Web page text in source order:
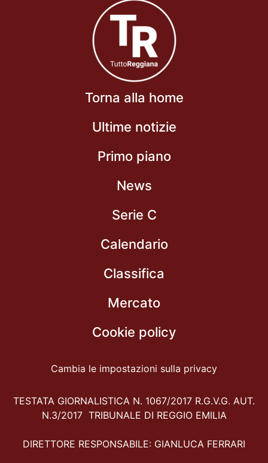
Torna alla home
Ultime notizie
Primo piano
News
Serie C
Calendario
Classifica
Mercato
Cookie policy
Cambia le impostazioni sulla privacy
TESTATA GIORNALISTICA N. 1067/2017 R.G.V.G. AUT.
N.3/2017 TRIBUNALE DI REGGIO EMILIA
DIRETTORE RESPONSABILE: GIANLUCA FERRARI